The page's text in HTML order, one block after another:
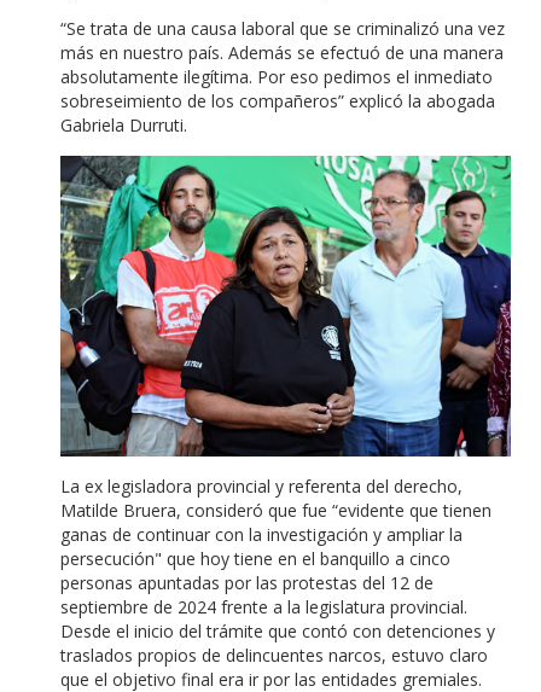
“Se trata de una causa laboral que se criminalizó una vez
más en nuestro país. Además se efectuó de una manera
absolutamente ilegítima. Por eso pedimos el inmediato
sobreseimiento de los compañeros” explicó la abogada
Gabriela Durruti.
La ex legisladora provincial y referenta del derecho,
Matilde Bruera, consideró que fue “evidente que tienen
ganas de continuar con la investigación y ampliar la
persecución" que hoy tiene en el banquillo a cinco
personas apuntadas por las protestas del 12 de
septiembre de 2024 frente a la legislatura provincial.
Desde el inicio del trámite que contó con detenciones y
traslados propios de delincuentes narcos, estuvo claro
que el objetivo final era ir por las entidades gremiales.